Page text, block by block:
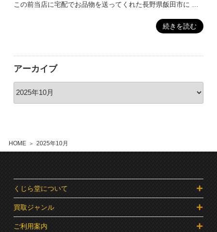
HOME 2025年10月
この前当店に宅配でお品物を送ってくれた長野県飯田市に …
続きを読む
アーカイブ
くじら堂について
買取ジャンル
ご利用案内